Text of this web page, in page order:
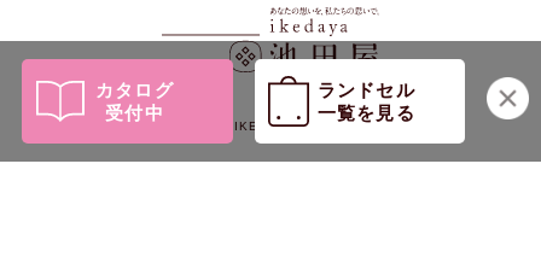
カタログ
受付中
ランドセル
一覧を見る
© 2026 IKEDAYA Co., Ltd.